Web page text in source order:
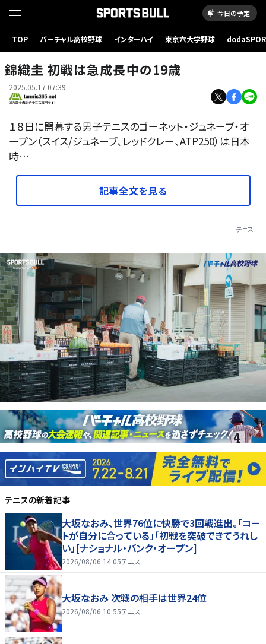
今日の予定
TOP バーチャル高校野球 インターハイ 東京六大学野球
錦織圭 初戦は急成長中の19歳
2025.05.17 07:39
１８日に開幕する男子テニスのゴーネット・ジュネーブ・オ
ープン（スイス/ジュネーブ、レッドクレー、ATP250）は日本
時…
記事全文を見る
テニス
テニスの新着記事
大坂なおみ、世界76位に快勝で3回戦進出。「コー
トが自分に合っている」「初戦を突破できてうれし
い」[ナショナル・バンク・オープン]
2026/08/06 14:05テニス
大坂なおみ 次戦の相手は世界24位
2026/08/06 10:55テニス